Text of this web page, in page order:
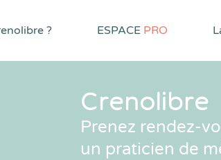
? ESPACE PRO
Crenolibre
Prenez rendez-
un praticien de